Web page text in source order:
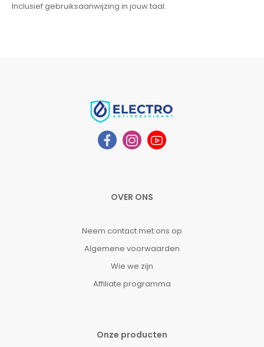
Inclusief gebruiksaanwijzing in jouw taal.
OVER ONS
Neem contact met ons op
Algemene voorwaarden
Wie we zijn
Affiliate programma
Onze producten